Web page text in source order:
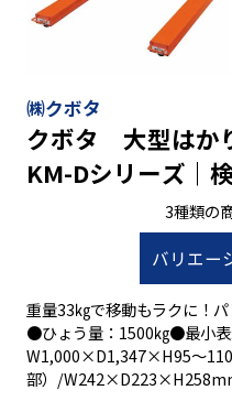
㈱クボタ
クボタ 大型はか
KM-Dシリーズ｜
ひょう量1500㎏
3種類の
バリエー
重量33㎏で移動もラクに！
●ひょう量：1500㎏●最小
W1,000×D1,347×H95～
部）/